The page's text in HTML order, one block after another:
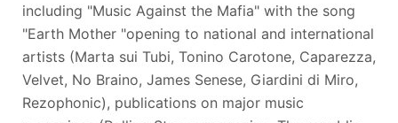
including "Music Against the Mafia" with the song
"Earth Mother "opening to national and international
artists (Marta sui Tubi, Tonino Carotone, Caparezza,
Velvet, No Braino, James Senese, Giardini di Miro,
Rezophonic), publications on major music